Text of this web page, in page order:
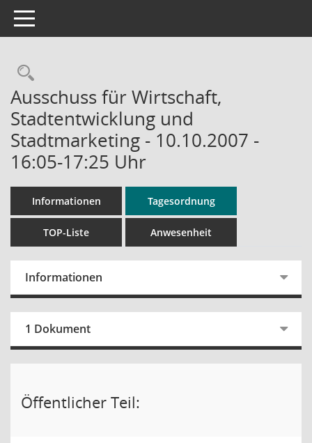
Toggle navigation
Rechercheauswahl
Ausschuss für Wirtschaft,
Stadtentwicklung und
Stadtmarketing - 10.10.2007 -
16:05-17:25 Uhr
Informationen Tagesordnung
TOP-Liste Anwesenheit
Informationen
1 Dokument
Öffentlicher Teil: